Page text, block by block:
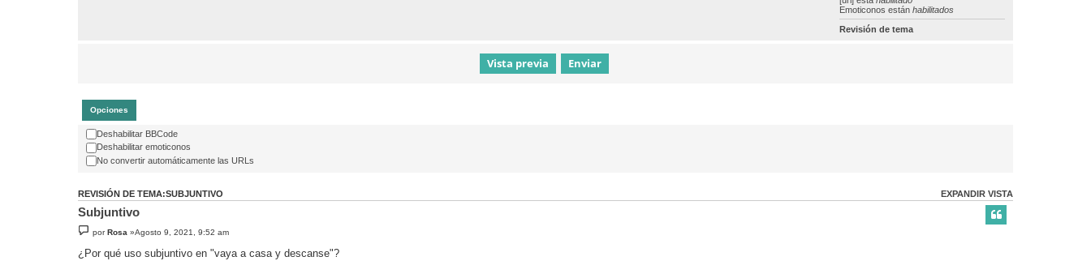
Emoticonos estánhabilitados
Revisión de tema
Opciones
Deshabilitar BBCode
Deshabilitar emoticonos
No convertir automáticamente las URLs
EXPANDIR VISTA
REVISIÓN DE TEMA:SUBJUNTIVO
Subjuntivo
porRosa »Agosto 9, 2021, 9:52 am
¿Por qué uso subjuntivo en "vaya a casa y descanse"?